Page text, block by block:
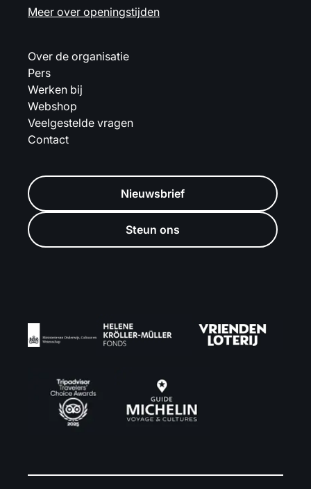
Meer over openingstijden
Over de organisatie
Pers
Werken bij
Webshop
Veelgestelde vragen
Contact
Nieuwsbrief
Steun ons